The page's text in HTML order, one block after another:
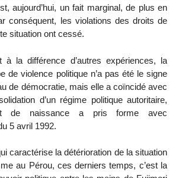
aujourd’hui, un fait marginal, de plus en
conséquent, les violations des droits de
situation ont cessé.
la différence d’autres expériences, la
de violence politique n’a pas été le signe
de démocratie, mais elle a coïncidé avec
d’un régime politique autoritaire,
de naissance a pris forme avec
5 avril 1992.
caractérise la détérioration de la situation
au Pérou, ces derniers temps, c’est la